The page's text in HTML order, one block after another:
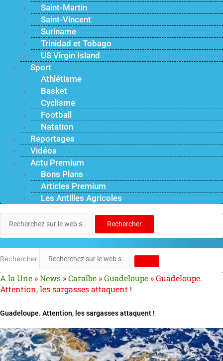
Saint-Martin
Saint-Vincent
Suriname
Trinidad et Tobago
US Virgin Island
Sport
Athlétisme
Basket
Cyclisme
Football
Natation
Reportages
Vidéos
Actu Premium
Bons Plans
Articles Premium
Les Antilles Agricoles
Rechercher
Rechercher
A la Une »News »Caraïbe »Guadeloupe »Guadeloupe.
Attention, les sargasses attaquent !
Guadeloupe. Attention, les sargasses attaquent !